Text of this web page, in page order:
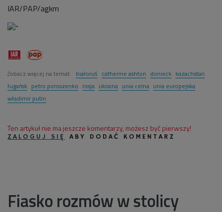
IAR/PAP/agkm
Zobacz więcej na temat: białoruś catherine ashton donieck kazachstan
ługańsk petro poroszenko rosja ukraina unia celna unia europejska
władimir putin
Ten artykuł nie ma jeszcze komentarzy, możesz być pierwszy!
ZALOGUJ SIĘ ABY DODAĆ KOMENTARZ
Fiasko rozmów w stolicy